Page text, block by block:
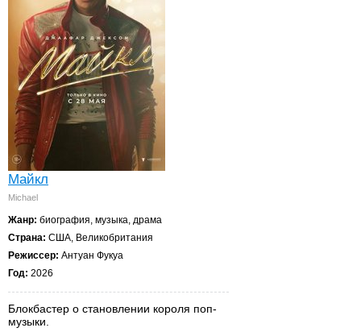
Майкл
Michael
Жанр: биография, музыка, драма
Страна: США, Великобритания
Режиссер: Антуан Фукуа
Год: 2026
Блокбастер о становлении короля поп-
музыки.